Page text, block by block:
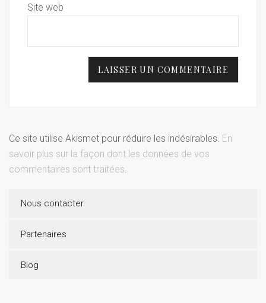
Site web
Ce site utilise Akismet pour réduire les indésirables. En
savoir plus sur la façon dont les données de vos
commentaires sont traitées.
Nous contacter
Partenaires
Blog